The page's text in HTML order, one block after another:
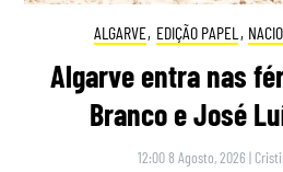
ALGARVE, EDIÇÃO PAPEL ,
Algarve entra nas
Branco e José
12:00 8 Agosto, 2026 |